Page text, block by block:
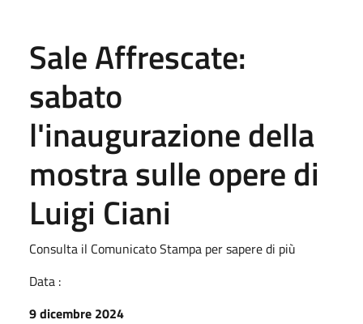
Sale Affrescate:
sabato
l'inaugurazione della
mostra sulle opere di
Luigi Ciani
Consulta il Comunicato Stampa per sapere di più
Data :
9 dicembre 2024